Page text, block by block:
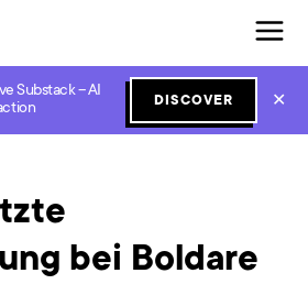
Substack – AI
DISCOVER ✕
bei Boldare